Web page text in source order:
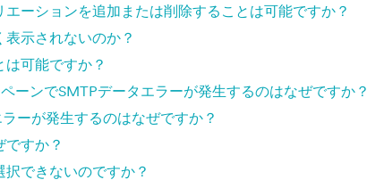
ーションを追加または削除することは可能ですか？
示されないのか？
可能ですか？
ーンでSMTPデータエラーが発生するのはなぜですか？
ーが発生するのはなぜですか？
すか？
できないのですか？